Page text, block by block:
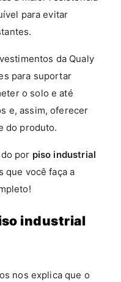
para evitar
da Qualy
para suportar
o solo e até
e, assim, oferecer
do produto.
por piso industrial
que você faça a
industrial
nos explica que o